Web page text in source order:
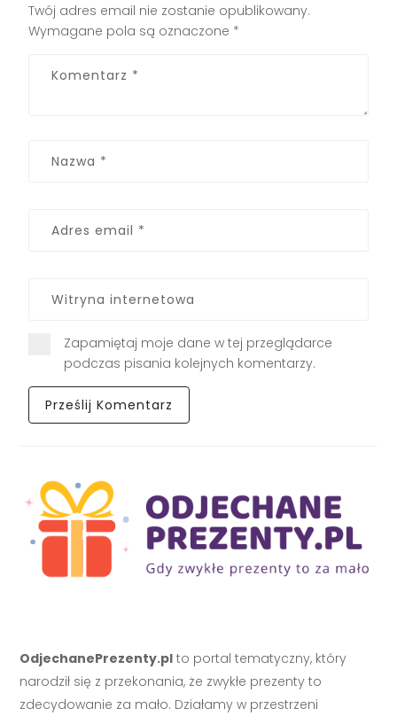
Twój adres email nie zostanie opublikowany.
Wymagane pola są oznaczone *
Zapamiętaj moje dane w tej przeglądarce
podczas pisania kolejnych komentarzy.
OdjechanePrezenty.pl to portal tematyczny, który
narodził się z przekonania, że zwykłe prezenty to
zdecydowanie za mało. Działamy w przestrzeni